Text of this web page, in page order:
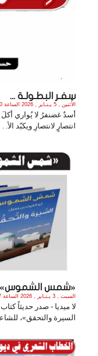
سِفـر البطـولـة ...
الأثنين , 5 يـنـاير , 2026 الساعة 6:23:00 PM
أسدٌ غضنفرُ لا يُواري
انتصارٍ لانتصارِ ويكبّد الأ. .
«شمس الشموس»
السبت , 3 يـنـاير , 2026 الساعة 10:40:47 PM
لا ميديا - صدر حديثاً
السيرة والتحقق»،